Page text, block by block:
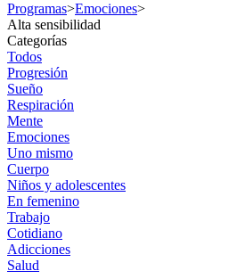
Programas>Emociones>
Alta sensibilidad
Categorías
Todos
Progresión
Sueño
Respiración
Mente
Emociones
Uno mismo
Cuerpo
Niños y adolescentes
En femenino
Trabajo
Cotidiano
Adicciones
Salud